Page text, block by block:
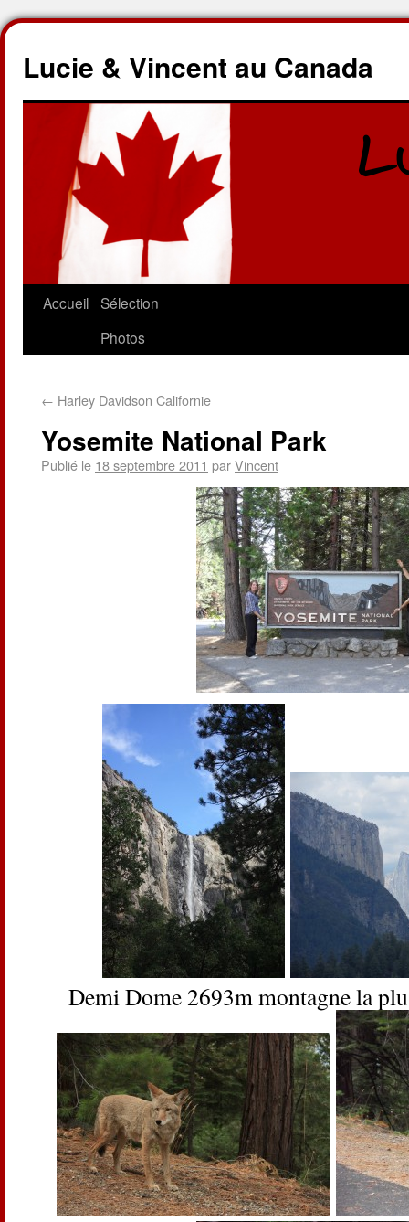
Lucie & Vincent au Canada
Accueil Sélection
Photos
← Harley Davidson Californie
Yosemite National Park
Publié le 18 septembre 2011 parVincent
Demi Dome 2693m montagne la